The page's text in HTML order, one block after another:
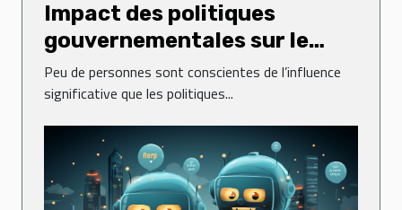
Impact des politiques
gouvernementales sur le
dynamisme des entreprises
Peu de personnes sont conscientes de l’influence
significative que les politiques...